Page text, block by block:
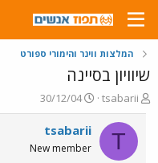
המלצות ווינר והימורי ספורט
שיוויון בסיינה
פ
ו
ת
ח
ה
tsabarii
פ
ו
ר
ס
ם
30/12/04
T
tsabarii
New member